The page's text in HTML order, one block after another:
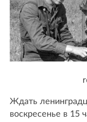
Ждать
воскресенье в 15